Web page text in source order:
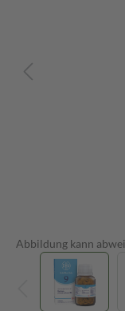
Abbildung kann